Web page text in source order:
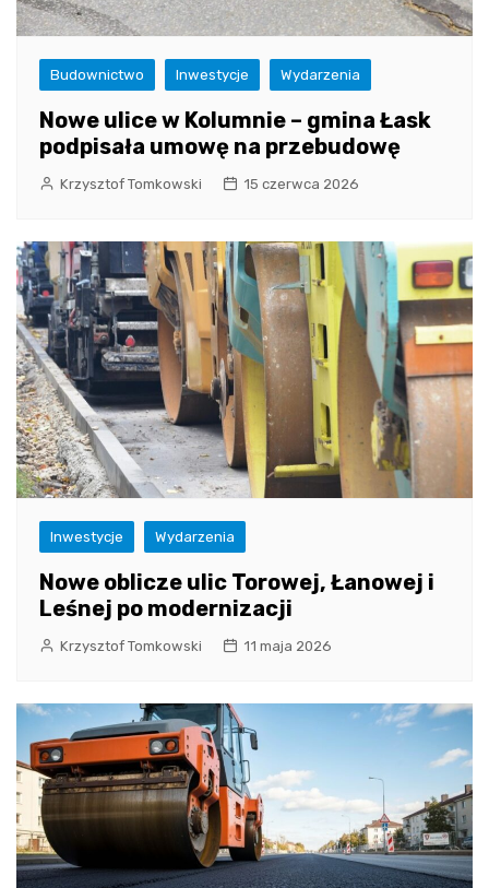
Budownictwo Inwestycje Wydarzenia
Nowe ulice w Kolumnie – gmina Łask
podpisała umowę na przebudowę
Krzysztof Tomkowski 15 czerwca 2026
Inwestycje Wydarzenia
Nowe oblicze ulic Torowej, Łanowej i
Leśnej po modernizacji
Krzysztof Tomkowski 11 maja 2026